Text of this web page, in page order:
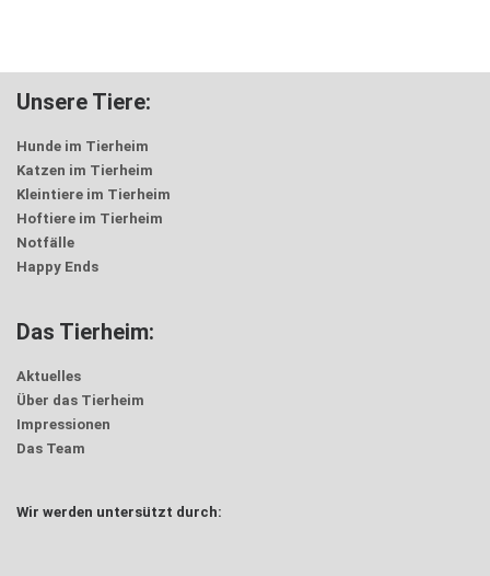
Unsere Tiere:
Hunde im Tierheim
Katzen im Tierheim
Kleintiere im Tierheim
Hoftiere im Tierheim
Notfälle
Happy Ends
Das Tierheim:
Aktuelles
Über das Tierheim
Impressionen
Das Team
Wir werden untersützt durch: